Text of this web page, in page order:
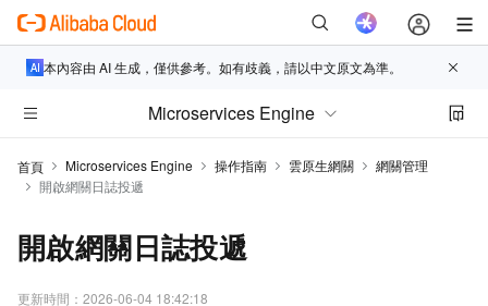
本內容由 AI 生成，僅供參考。如有歧義，請以中文原文為準。
Microservices Engine
首頁 Microservices Engine 操作指南 雲原生網關
網關管理
開啟網關日誌投遞
開啟網關日誌投遞
更新時間： 2026-06-04 18:42:18